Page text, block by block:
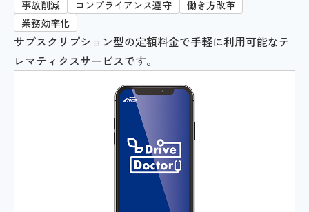
事故削減 コンプライアンス遵守
働き方改革
業務効率化
サブスクリプション型の定額料金で手軽に利用可能なテ
レマティクスサービスです。